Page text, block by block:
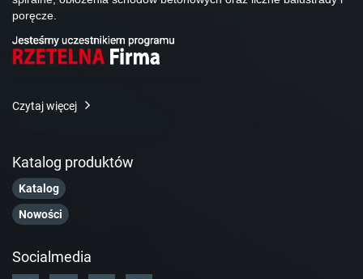
poręcze.
Czytaj więcej
Katalog produktów
Katalog
Nowości
Socialmedia